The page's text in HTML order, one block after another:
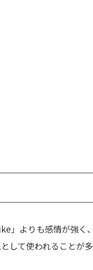
」よりも感情が強く、
して使われることが多